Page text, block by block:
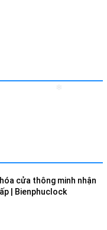
cửa thông minh nhận
| Bienphuclock